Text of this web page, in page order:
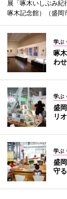
展「啄木いしぶみ
啄木記念館）（盛岡
学ぶ
啄
わ
学ぶ
盛
リ
学ぶ
盛
守